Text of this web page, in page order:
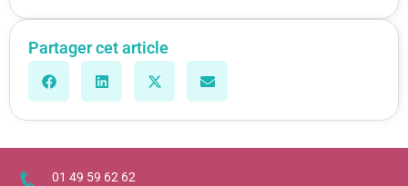
Partager cet article
01 49 59 62 62